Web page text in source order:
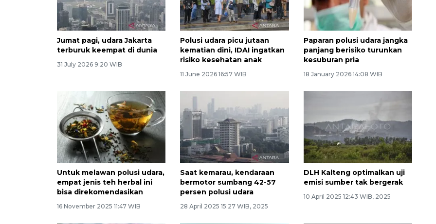
Jumat pagi, udara Jakarta
terburuk keempat di dunia
31 July 2026 9:20 WIB
Polusi udara picu jutaan
kematian dini, IDAI ingatkan
risiko kesehatan anak
11 June 2026 16:57 WIB
Paparan polusi udara jangka
panjang berisiko turunkan
kesuburan pria
18 January 2026 14:08 WIB
Untuk melawan polusi udara,
empat jenis teh herbal ini
bisa direkomendasikan
16 November 2025 11:47 WIB
Saat kemarau, kendaraan
bermotor sumbang 42-57
persen polusi udara
28 April 2025 15:27 WIB, 2025
DLH Kalteng optimalkan uji
emisi sumber tak bergerak
10 April 2025 12:43 WIB, 2025